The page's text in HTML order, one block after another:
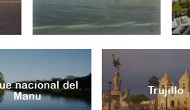
nacional del
Manu
Trujillo